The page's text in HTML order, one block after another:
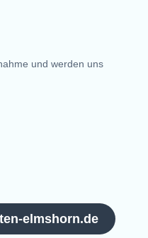
und werden uns
elmshorn.de